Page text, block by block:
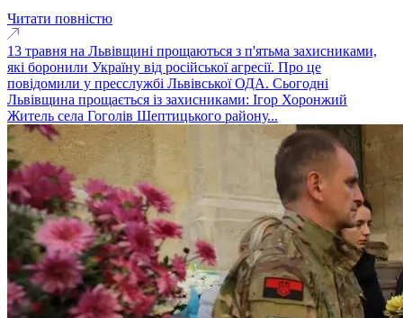
Читати повністю
13 травня на Львівщині прощаються з п'ятьма захисниками,
які боронили Україну від російської агресії. Про це
повідомили у пресслужбі Львівської ОДА. Сьогодні
Львівщина прощається із захисниками: Ігор Хоронжий
Житель села Гоголів Шептицького району...